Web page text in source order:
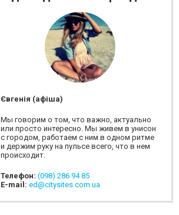
Євгенія (афіша)
Мы говорим о том, что важно, актуально
или просто интересно. Мы живем в унисон
с городом, работаем с ним в одном ритме
и держим руку на пульсе всего, что в нем
происходит.
Телефон: (098) 286 94 85
E-mail: ed@citysites.com.ua